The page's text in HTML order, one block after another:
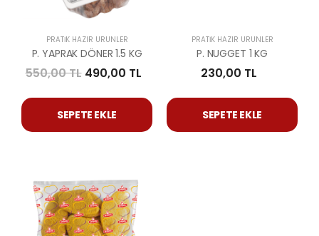
PRATIK HAZIR ÜRÜNLER
P. YAPRAK DÖNER 1.5 KG
550,00 TL 490,00 TL
SEPETE EKLE
PRATIK HAZIR ÜRÜNLER
P. NUGGET 1 KG
230,00 TL
SEPETE EKLE